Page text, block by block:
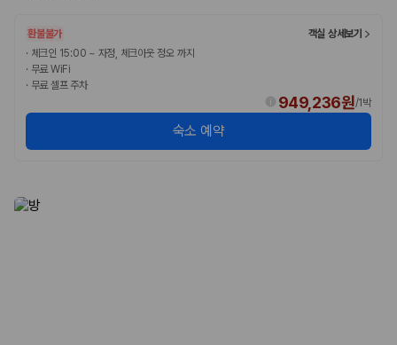
환불불가
객실 상세보기
· 체크인 15:00 ~ 자정, 체크아웃 정오 까지
· 무료 WiFi
· 무료 셀프 주차
949,236원/1박
숙소 예약